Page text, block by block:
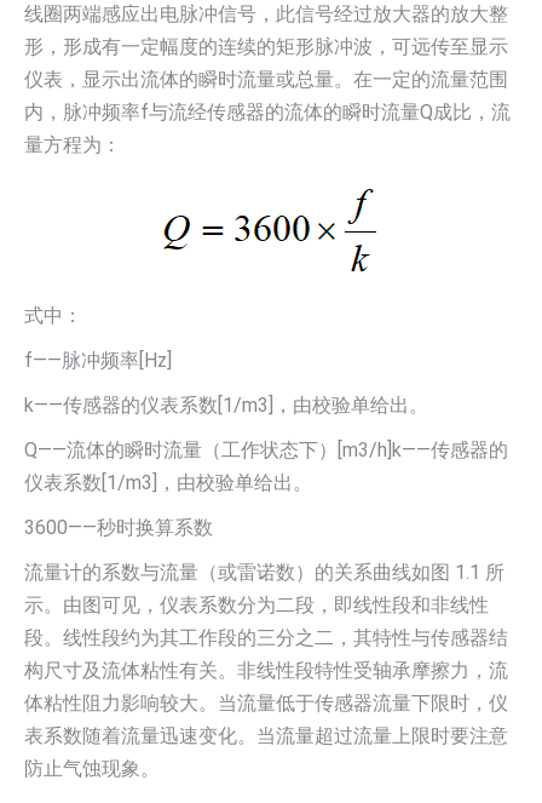
线圈两端感应出电脉冲信号，此信号经过放大器的放大整
形，形成有一定幅度的连续的矩形脉冲波，可远传至显示
仪表，显示出流体的瞬时流量或总量。在一定的流量范围
内，脉冲频率f与流经传感器的流体的瞬时流量Q成比，流
量方程为：
式中：
f——脉冲频率[Hz]
k——传感器的仪表系数[1/m3]，由校验单给出。
Q——流体的瞬时流量（工作状态下）[m3/h]k——传感器的
仪表系数[1/m3]，由校验单给出。
3600——秒时换算系数
流量计的系数与流量（或雷诺数）的关系曲线如图 1.1 所
示。由图可见，仪表系数分为二段，即线性段和非线性
段。线性段约为其工作段的三分之二，其特性与传感器结
构尺寸及流体粘性有关。非线性段特性受轴承摩擦力，流
体粘性阻力影响较大。当流量低于传感器流量下限时，仪
表系数随着流量迅速变化。当流量超过流量上限时要注意
防止气蚀现象。